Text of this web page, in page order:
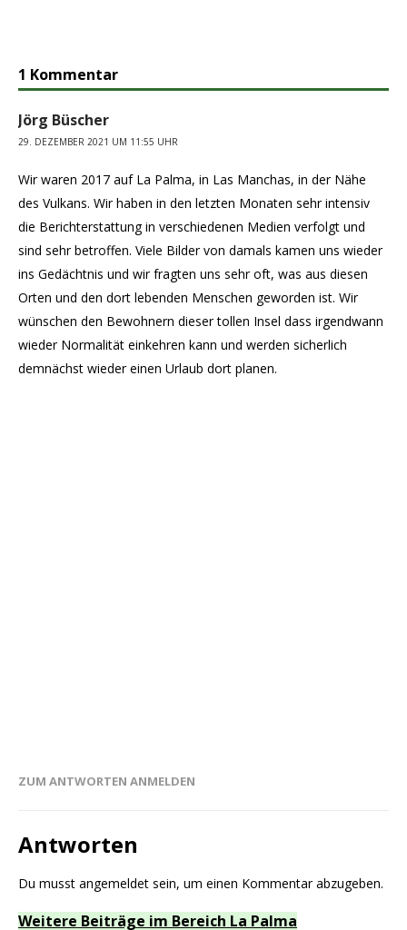
1 Kommentar
Jörg Büscher
29. DEZEMBER 2021 UM 11:55 UHR
Wir waren 2017 auf La Palma, in Las Manchas, in der Nähe
des Vulkans. Wir haben in den letzten Monaten sehr intensiv
die Berichterstattung in verschiedenen Medien verfolgt und
sind sehr betroffen. Viele Bilder von damals kamen uns wieder
ins Gedächtnis und wir fragten uns sehr oft, was aus diesen
Orten und den dort lebenden Menschen geworden ist. Wir
wünschen den Bewohnern dieser tollen Insel dass irgendwann
wieder Normalität einkehren kann und werden sicherlich
demnächst wieder einen Urlaub dort planen.
ZUM ANTWORTEN ANMELDEN
Antworten
Du musst angemeldet sein, um einen Kommentar abzugeben.
Weitere Beiträge im Bereich La Palma